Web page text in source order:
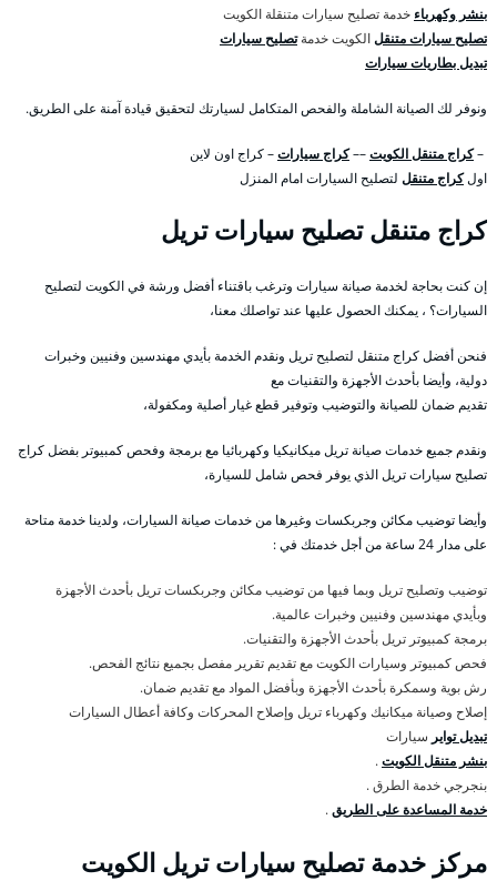
بنشر وكهرباء خدمة تصليح سيارات متنقلة الكويت
تصليح سيارات متنقلالكويت خدمةتصليح سيارات
تبديل بطاريات سيارات
ونوفر لك الصيانة الشاملة والفحص المتكامل لسيارتك لتحقيق قيادة آمنة على الطريق.
–كراج متنقل الكويت––كراج سيارات– كراج اون لاين
اولكراج متنقل لتصليح السيارات امام المنزل
كراج متنقل تصليح سيارات تريل
إن كنت بحاجة لخدمة صيانة سيارات وترغب باقتناء أفضل ورشة في الكويت لتصليح
السيارات؟ ، يمكنك الحصول عليها عند تواصلك معنا،
فنحن أفضل كراج متنقل لتصليح تريل ونقدم الخدمة بأيدي مهندسين وفنيين وخبرات
دولية، وأيضا بأحدث الأجهزة والتقنيات مع
تقديم ضمان للصيانة والتوضيب وتوفير قطع غيار أصلية ومكفولة،
ونقدم جميع خدمات صيانة تريل ميكانيكيا وكهربائيا مع برمجة وفحص كمبيوتر بفضل كراج
تصليح سيارات تريل الذي يوفر فحص شامل للسيارة،
وأيضا توضيب مكائن وجربكسات وغيرها من خدمات صيانة السيارات، ولدينا خدمة متاحة
على مدار 24 ساعة من أجل خدمتك في :
توضيب وتصليح تريل وبما فيها من توضيب مكائن وجربكسات تريل بأحدث الأجهزة
وبأيدي مهندسين وفنيين وخبرات عالمية.
برمجة كمبيوتر تريل بأحدث الأجهزة والتقنيات.
فحص كمبيوتر وسيارات الكويت مع تقديم تقرير مفصل بجميع نتائج الفحص.
رش بوية وسمكرة بأحدث الأجهزة وبأفضل المواد مع تقديم ضمان.
إصلاح وصيانة ميكانيك وكهرباء تريل وإصلاح المحركات وكافة أعطال السيارات
تبديل تواير سيارات
بنشر متنقل الكويت.
بنجرجي خدمة الطرق .
خدمة المساعدة على الطريق.
مركز خدمة تصليح سيارات تريل الكويت